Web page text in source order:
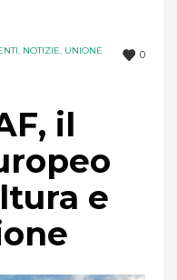
0
, NOTIZIE, UNIONE
il
e